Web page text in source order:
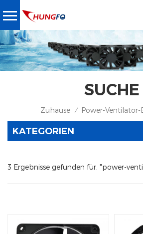
SUCHE
Zuhause / Power-Ventilator-
KATEGORIEN
3 Ergebnisse gefunden für. "power-